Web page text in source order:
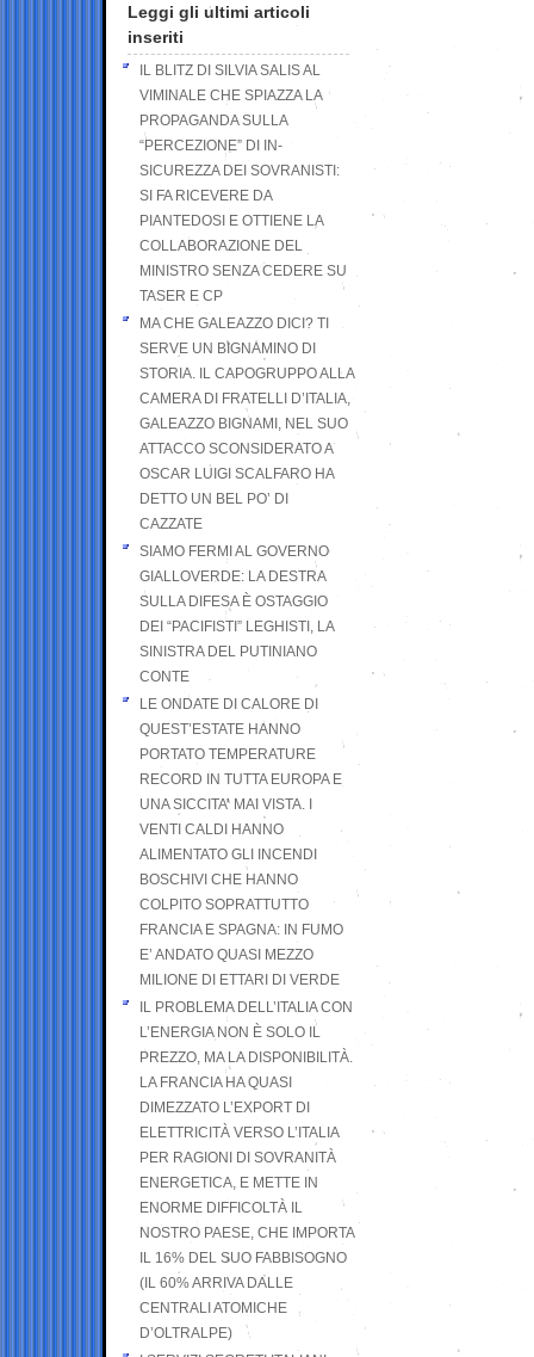
Leggi gli ultimi articoli
inseriti
IL BLITZ DI SILVIA SALIS AL
VIMINALE CHE SPIAZZA LA
PROPAGANDA SULLA
“PERCEZIONE” DI IN-
SICUREZZA DEI SOVRANISTI:
SI FA RICEVERE DA
PIANTEDOSI E OTTIENE LA
COLLABORAZIONE DEL
MINISTRO SENZA CEDERE SU
TASER E CP
MA CHE GALEAZZO DICI? TI
SERVE UN BIGNAMINO DI
STORIA. IL CAPOGRUPPO ALLA
CAMERA DI FRATELLI D’ITALIA,
GALEAZZO BIGNAMI, NEL SUO
ATTACCO SCONSIDERATO A
OSCAR LUIGI SCALFARO HA
DETTO UN BEL PO’ DI
CAZZATE
SIAMO FERMI AL GOVERNO
GIALLOVERDE: LA DESTRA
SULLA DIFESA È OSTAGGIO
DEI “PACIFISTI” LEGHISTI, LA
SINISTRA DEL PUTINIANO
CONTE
LE ONDATE DI CALORE DI
QUEST’ESTATE HANNO
PORTATO TEMPERATURE
RECORD IN TUTTA EUROPA E
UNA SICCITA’ MAI VISTA. I
VENTI CALDI HANNO
ALIMENTATO GLI INCENDI
BOSCHIVI CHE HANNO
COLPITO SOPRATTUTTO
FRANCIA E SPAGNA: IN FUMO
E’ ANDATO QUASI MEZZO
MILIONE DI ETTARI DI VERDE
IL PROBLEMA DELL’ITALIA CON
L’ENERGIA NON È SOLO IL
PREZZO, MA LA DISPONIBILITÀ.
LA FRANCIA HA QUASI
DIMEZZATO L’EXPORT DI
ELETTRICITÀ VERSO L’ITALIA
PER RAGIONI DI SOVRANITÀ
ENERGETICA, E METTE IN
ENORME DIFFICOLTÀ IL
NOSTRO PAESE, CHE IMPORTA
IL 16% DEL SUO FABBISOGNO
(IL 60% ARRIVA DALLE
CENTRALI ATOMICHE
D’OLTRALPE)